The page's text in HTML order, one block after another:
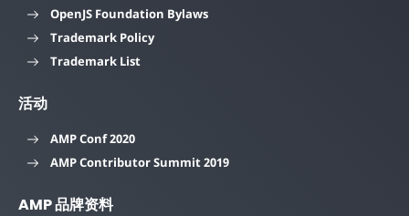
OpenJS Foundation Bylaws
Trademark Policy
Trademark List
活动
AMP Conf 2020
AMP Contributor Summit 2019
AMP 品牌资料